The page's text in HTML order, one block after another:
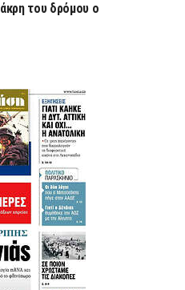
του δρόμου ο